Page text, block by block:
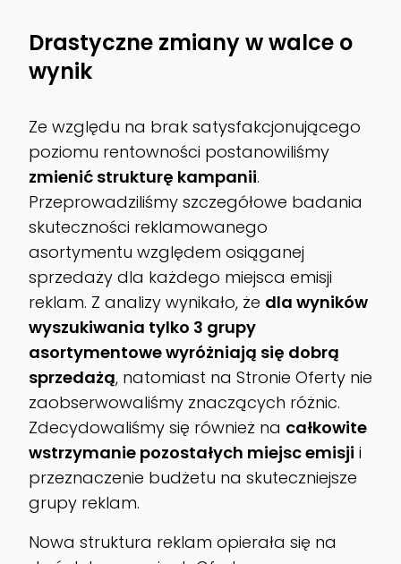
Drastyczne zmiany w walce o
wynik
Ze względu na brak satysfakcjonującego
poziomu rentowności postanowiliśmy
zmienić strukturę kampanii.
Przeprowadziliśmy szczegółowe badania
skuteczności reklamowanego
asortymentu względem osiąganej
sprzedaży dla każdego miejsca emisji
reklam. Z analizy wynikało, że dla wyników
wyszukiwania tylko 3 grupy
asortymentowe wyróżniają się dobrą
sprzedażą, natomiast na Stronie Oferty nie
zaobserwowaliśmy znaczących różnic.
Zdecydowaliśmy się również na całkowite
wstrzymanie pozostałych miejsc emisji i
przeznaczenie budżetu na skuteczniejsze
grupy reklam.
Nowa struktura reklam opierała się na